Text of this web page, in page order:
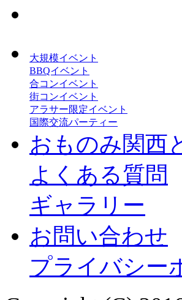
大規模イベント
BBQイベント
合コンイベント
街コンイベント
アラサー限定イベント
国際交流パーティー
おものみ関西
よくある質問
ギャラリー
お問い合わせ
プライバシー